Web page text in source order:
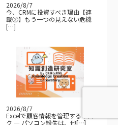
2026/8/7
今、CRMに投資すべき理由【連
載②】もう一つの見えない危機
[…]
2026/8/7
Excelで顧客情報を管理するリス
ク — パソコン紛失は、他[…]